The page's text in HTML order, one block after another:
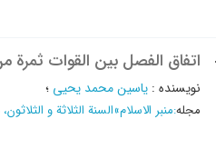
اتفاق الفصل بین القوات
نویسنده : یاسین محمد یحیی ؛
مجله:منبر الاسلام»السنة الثلاثة و الثلاثون، ذی